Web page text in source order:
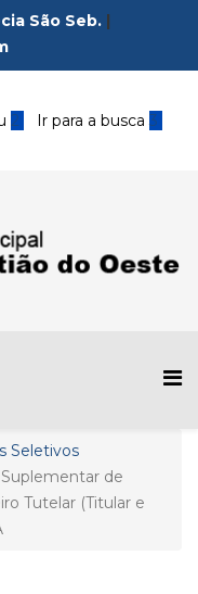
São Seb. |
2 Ir para a busca3
Seletivos
de
Tutelar (Titular e